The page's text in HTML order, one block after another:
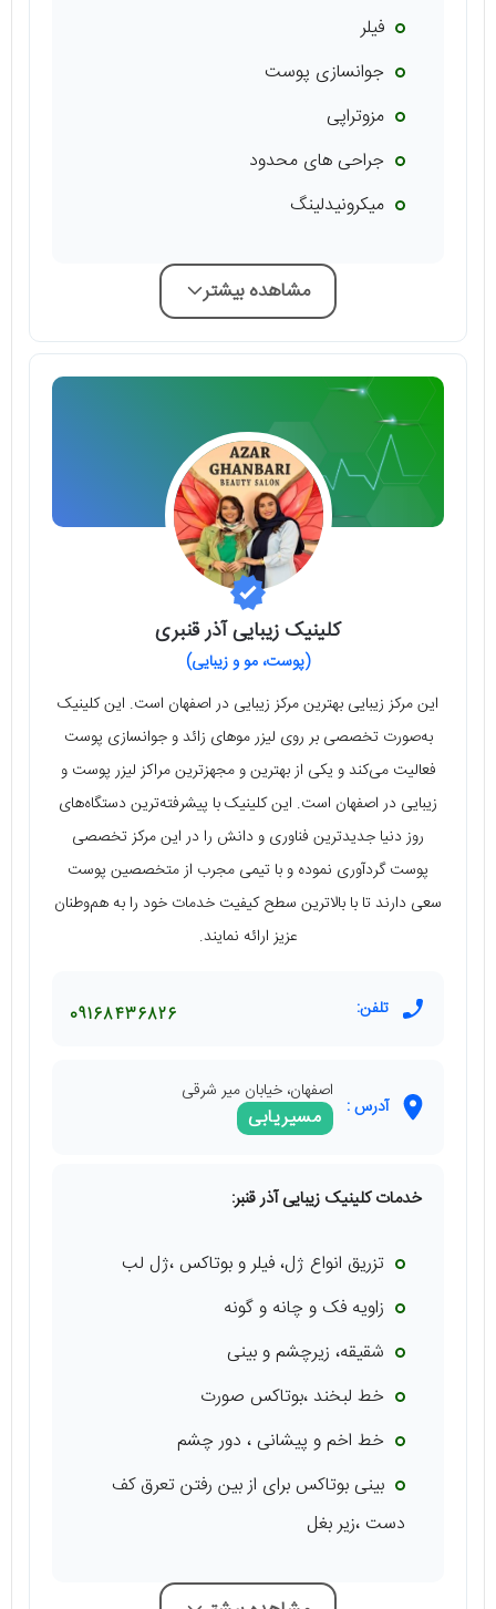
فیلر
جوانسازی پوست
مزوتراپی
جراحی های محدود
میکرونیدلینگ
مشاهده بیشتر
کلینیک زیبایی آذر قنبری
(پوست، مو و زیبایی)
این مرکز زیبایی بهترین مرکز زیبایی در اصفهان است. این کلینیک
به‌صورت تخصصی بر روی لیزر موهای زائد و جوانسازی پوست
فعالیت می‌کند و یکی از بهترین و مجهزترین مراکز لیزر پوست و
زیبایی در اصفهان است. این کلینیک با پیشرفته‌ترین دستگاه‌های
روز دنیا جدیدترین فناوری و دانش را در این مرکز تخصصی
پوست گردآوری نموده و با تیمی مجرب از متخصصین پوست
سعی دارند تا با بالاترین سطح کیفیت خدمات خود را به هم‌وطنان
عزیز ارائه نمایند.
تلفن: 09168436826
آدرس :
اصفهان، خیابان میر شرقی
مسیریابی
خدمات کلینیک زیبایی آذر قنبر:
تزریق انواع ژل، فیلر و بوتاکس ،ژل لب
زاویه فک و چانه و گونه
شقیقه، زیرچشم و بینی
خط لبخند ،بوتاکس صورت
خط اخم و پیشانی ، دور چشم
بینی بوتاکس برای از بین رفتن تعرق کف
دست ،زیر بغل